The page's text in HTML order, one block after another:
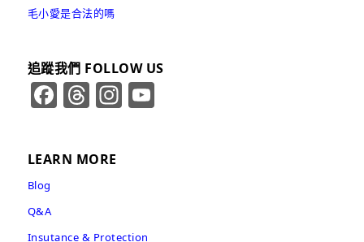
毛小愛是合法的嗎
追蹤我們 FOLLOW US
FacebookThreads Instagram
LEARN MORE
Blog
Q&A
Insutance & Protection